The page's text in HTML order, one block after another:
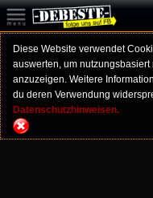
Diese Website verwendet
auswerten, um
anzuzeigen. Weitere
du deren Verwendung
Datenschutzhinweisen.